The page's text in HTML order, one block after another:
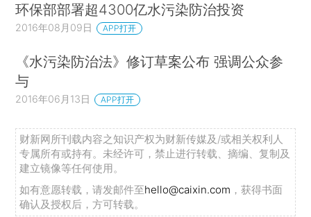
环保部部署超4300亿水污染防治投资
2016年08月09日 APP打开
《水污染防治法》修订草案公布 强调公众参
与
2016年06月13日 APP打开
财新网所刊载内容之知识产权为财新传媒及/或相关权利人
专属所有或持有。未经许可，禁止进行转载、摘编、复制及
建立镜像等任何使用。
如有意愿转载，请发邮件至hello@caixin.com ，获得书面
确认及授权后，方可转载。